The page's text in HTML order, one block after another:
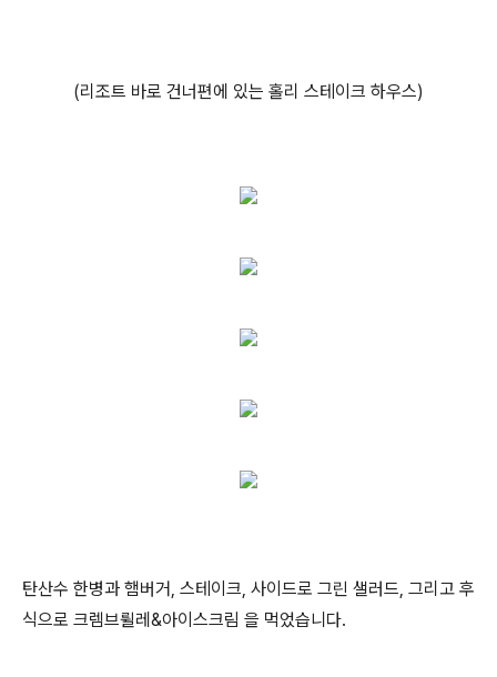
(리조트 바로 건너편에 있는 홀리 스테이크 하우스)
탄산수 한병과 햄버거, 스테이크, 사이드로 그린 샐러드, 그리고 후
식으로 크렘브륄레&아이스크림 을 먹었습니다.